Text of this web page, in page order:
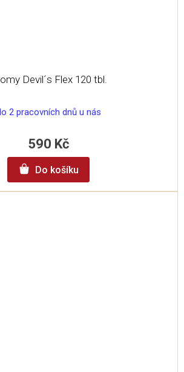
Devil´s Flex 120 tbl.
2 pracovních dnů u nás
590 Kč
Do košíku